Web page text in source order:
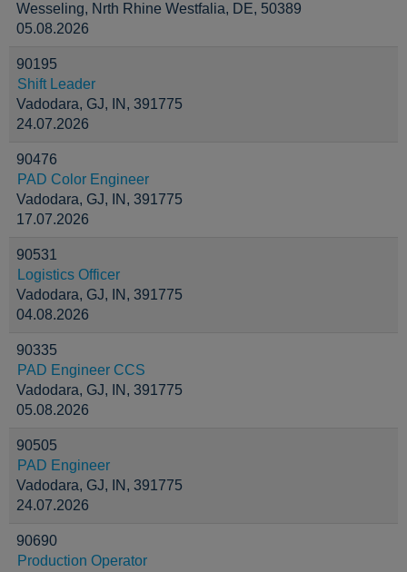
Wesseling, Nrth Rhine Westfalia, DE, 50389
05.08.2026
90195
Shift Leader
Vadodara, GJ, IN, 391775
24.07.2026
90476
PAD Color Engineer
Vadodara, GJ, IN, 391775
17.07.2026
90531
Logistics Officer
Vadodara, GJ, IN, 391775
04.08.2026
90335
PAD Engineer CCS
Vadodara, GJ, IN, 391775
05.08.2026
90505
PAD Engineer
Vadodara, GJ, IN, 391775
24.07.2026
90690
Production Operator